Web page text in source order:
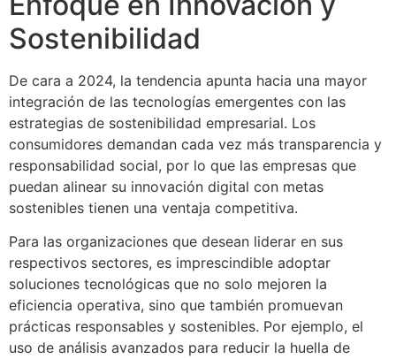
Sostenibilidad
De cara a 2024, la tendencia apunta hacia una mayor
integración de las tecnologías emergentes con las
estrategias de sostenibilidad empresarial. Los
consumidores demandan cada vez más transparencia y
responsabilidad social, por lo que las empresas que
puedan alinear su innovación digital con metas
sostenibles tienen una ventaja competitiva.
Para las organizaciones que desean liderar en sus
respectivos sectores, es imprescindible adoptar
soluciones tecnológicas que no solo mejoren la
eficiencia operativa, sino que también promuevan
prácticas responsables y sostenibles. Por ejemplo, el
uso de análisis avanzados para reducir la huella de